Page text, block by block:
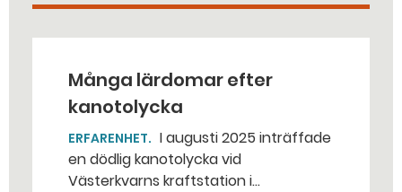
Många lärdomar efter
kanotolycka
ERFARENHET
en dödlig kanotolycka vid
Västerkvarns kraftstation i